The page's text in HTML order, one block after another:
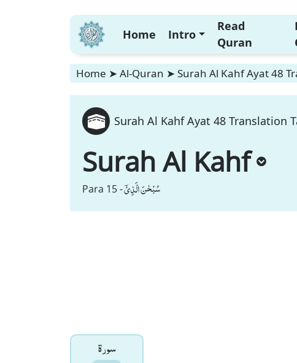
Home Intro
Read
Quran
Home ➤ Al-Quran ➤ Surah Al Kahf Ayat 48
Surah Al Kahf Ayat 48 Translation
Surah Al Kahf
Para 15 -سُبْحٰنَ الَّذِیْۤ
سورۃ